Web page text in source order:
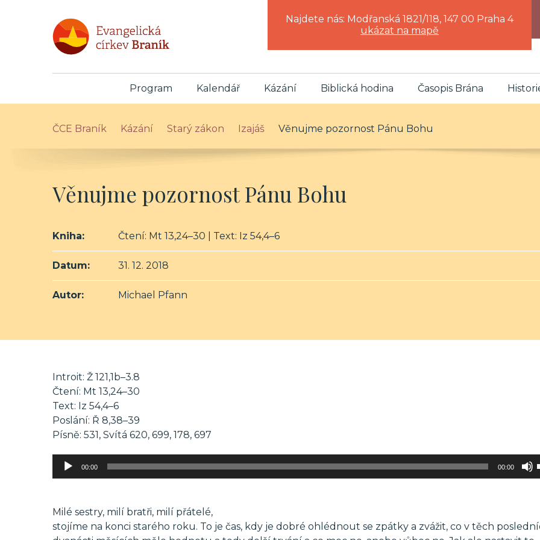
Najdete nás: Modřanská 1821/118, 147 00 Praha 4
ukázat na mapě
Program Kalendář Kázání Biblická hodina Časopis Brána
ČCE Braník Kázání Starý zákon Izajáš Věnujme pozornost Pánu Bohu
Věnujme pozornost Pánu Bohu
Kniha: Čtení: Mt 13,24–30 | Text: Iz 54,4–6
Datum: 31. 12. 2018
Autor: Michael Pfann
Introit: Ž 121,1b–3.8
Čtení: Mt 13,24–30
Text: Iz 54,4–6
Poslání: Ř 8,38–39
Písně: 531, Svítá 620, 699, 178, 697
Audio
00:00 00:00
Milé sestry, milí bratři, milí přátelé,
stojíme na konci starého roku. To je čas, kdy je dobré ohlédnout se zpátky a zvážit, co v těch